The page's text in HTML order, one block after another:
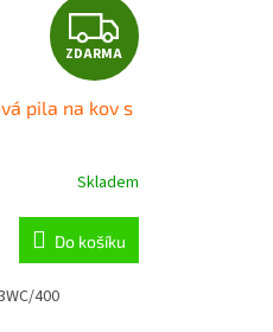
Z
D
A
R
M
A
ZDARMA
pila na kov s
Skladem
Do košíku
400